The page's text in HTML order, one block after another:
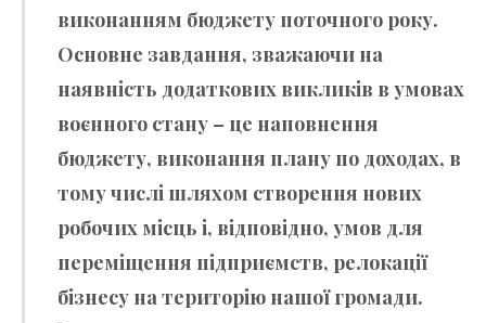
виконанням бюджету поточного року.
Основне завдання, зважаючи на
наявність додаткових викликів в умовах
воєнного стану – це наповнення
бюджету, виконання плану по доходах, в
тому числі шляхом створення нових
робочих місць і, відповідно, умов для
переміщення підприємств, релокації
бізнесу на територію нашої громади.